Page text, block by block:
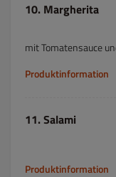
10. Margherita
mit Tomatensauce
Produktinformation
11. Salami
Produktinformation